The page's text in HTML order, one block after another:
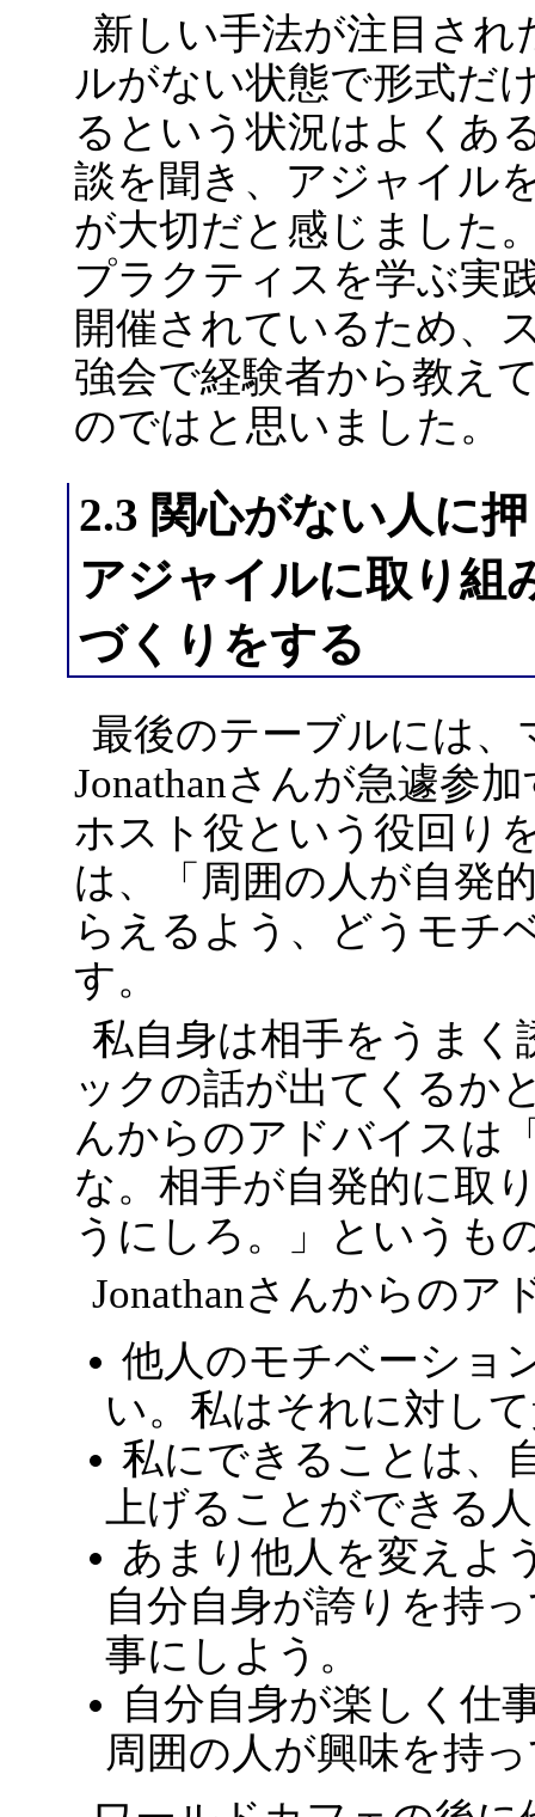
新しい手法が注目さ
ルがない状態で形式だ
るという状況はよくあ
談を聞き、アジャイル
が大切だと感じました
プラクティスを学ぶ実
開催されているため、
強会で経験者から教え
のではと思いました。
2.3 関心がない人に
アジャイルに取り組
づくりをする
最後のテーブルには
Jonathanさんが急遽参
ホスト役という役回り
は、「周囲の人が自発
らえるよう、どうモチ
す。
私自身は相手をうま
ックの話が出てくるか
んからのアドバイスは
な。相手が自発的に取
うにしろ。」というも
Jonathanさんからのア
他人のモチベーショ
い。私はそれに対し
私にできることは、
上げることができる
あまり他人を変えよ
自分自身が誇りを持
事にしよう。
自分自身が楽しく仕
周囲の人が興味を持